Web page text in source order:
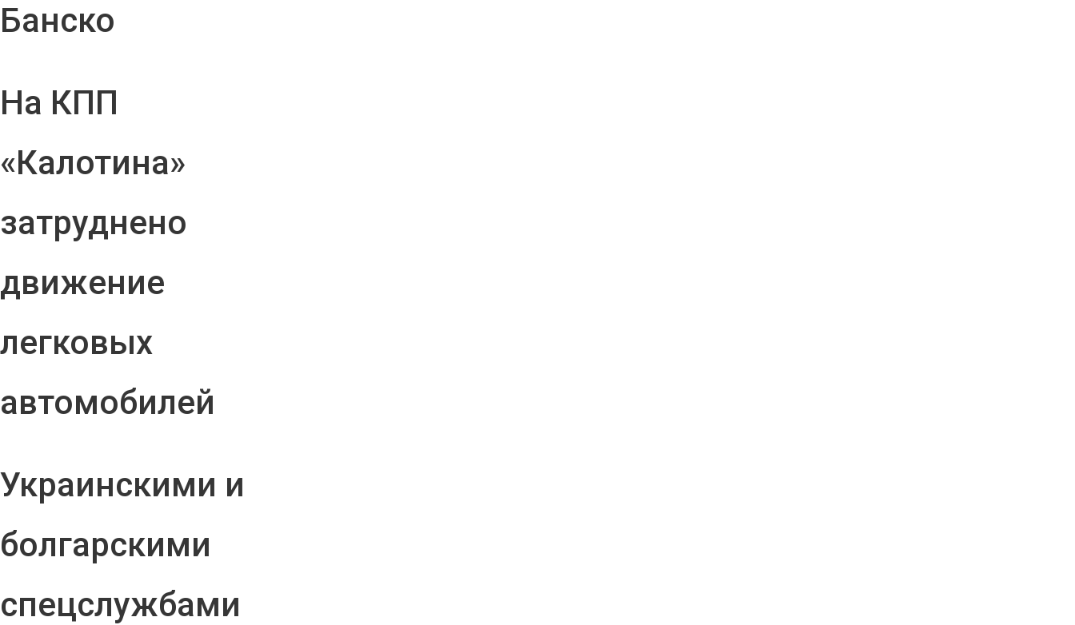
Банско
На КПП
«Калотина»
затруднено
движение
легковых
автомобилей
Украинскими и
болгарскими
спецслужбами